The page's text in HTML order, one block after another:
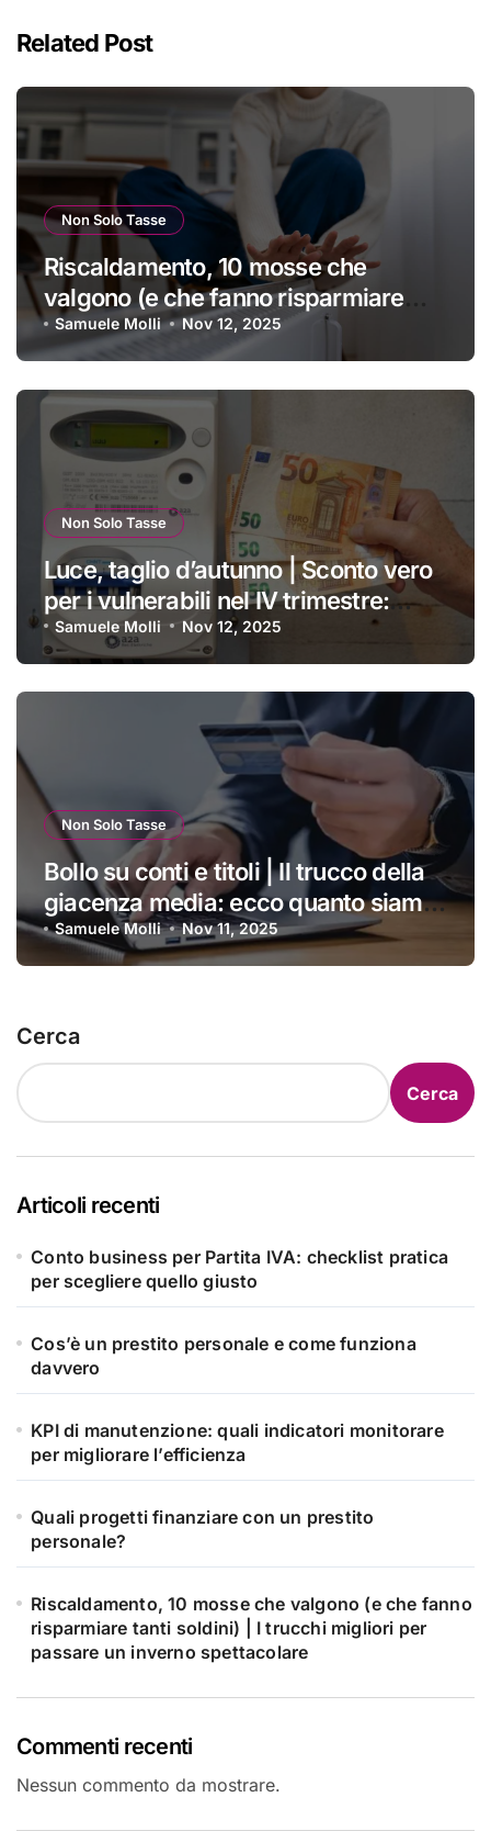
Related Post
Non Solo Tasse
Riscaldamento, 10 mosse che
valgono (e che fanno risparmiare
tanti soldini) | I trucchi migliori per
passare un inverno spettacolare
Samuele Molli Nov 12, 2025
Non Solo Tasse
Luce, taglio d’autunno | Sconto vero
per i vulnerabili nel IV trimestre:
ecco a chi si applica e come
ottenerlo
Samuele Molli Nov 12, 2025
Non Solo Tasse
Bollo su conti e titoli | Il trucco della
giacenza media: ecco quanto siamo
costretti a pagare ogni anno
Samuele Molli Nov 11, 2025
Cerca
Cerca
Articoli recenti
Conto business per Partita IVA: checklist pratica
per scegliere quello giusto
Cos’è un prestito personale e come funziona
davvero
KPI di manutenzione: quali indicatori monitorare
per migliorare l’efficienza
Quali progetti finanziare con un prestito
personale?
Riscaldamento, 10 mosse che valgono (e che fanno
risparmiare tanti soldini) | I trucchi migliori per
passare un inverno spettacolare
Commenti recenti
Nessun commento da mostrare.